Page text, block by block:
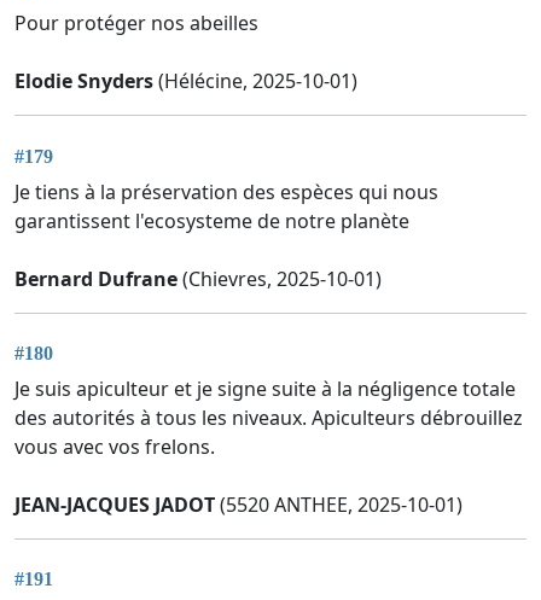
Pour protéger nos abeilles
Elodie Snyders(Hélécine, 2025-10-01)
#179
Je tiens à la préservation des espèces qui nous
garantissent l'ecosysteme de notre planète
Bernard Dufrane(Chievres, 2025-10-01)
#180
Je suis apiculteur et je signe suite à la négligence totale
des autorités à tous les niveaux. Apiculteurs débrouillez
vous avec vos frelons.
JEAN-JACQUES JADOT(5520 ANTHEE, 2025-10-01)
#191